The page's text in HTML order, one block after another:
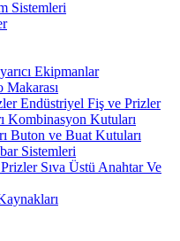
Sistemleri
Ekipmanlar
Makarası
Endüstriyel Fiş ve Prizler
Kombinasyon Kutuları
Buton ve Buat Kutuları
Sistemleri
Sıva Üstü Anahtar Ve